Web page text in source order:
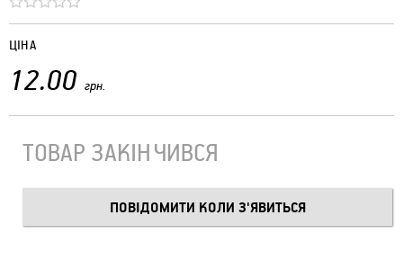
ЦІНА
12.00 грн.
ТОВАР ЗАКІНЧИВСЯ